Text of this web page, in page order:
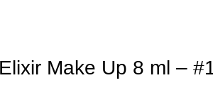
Make Up 8 ml –